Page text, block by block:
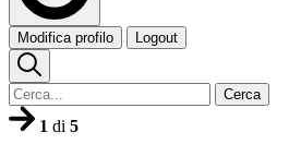
Modifica profilo Logout
Cerca
1 di 5